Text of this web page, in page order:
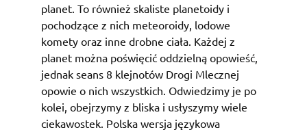
planet. To również skaliste planetoidy i
pochodzące z nich meteoroidy, lodowe
komety oraz inne drobne ciała. Każdej z
planet można poświęcić oddzielną opowieść,
jednak seans 8 klejnotów Drogi Mlecznej
opowie o nich wszystkich. Odwiedzimy je po
kolei, obejrzymy z bliska i usłyszymy wiele
ciekawostek. Polska wersja językowa